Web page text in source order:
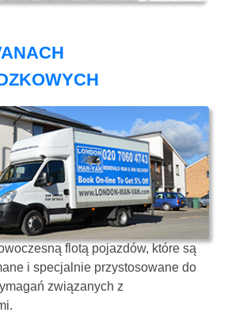
flotą pojazdów, które są
i specjalnie przystosowane do
związanych z